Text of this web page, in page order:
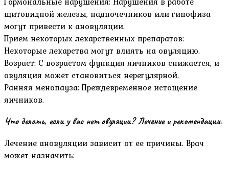
щитовидной железы, надпочечников или гипофиза
могут привести к ановуляции.
Прием некоторых лекарственных препаратов:
Некоторые лекарства могут влиять на овуляцию.
Возраст: С возрастом функция яичников снижается, и
овуляция может становиться нерегулярной.
Ранняя менопауза: Преждевременное истощение
яичников.
Что делать, если у вас нет овуляции? Лечение и рекомендации.
Лечение ановуляции зависит от ее причины. Врач
может назначить: